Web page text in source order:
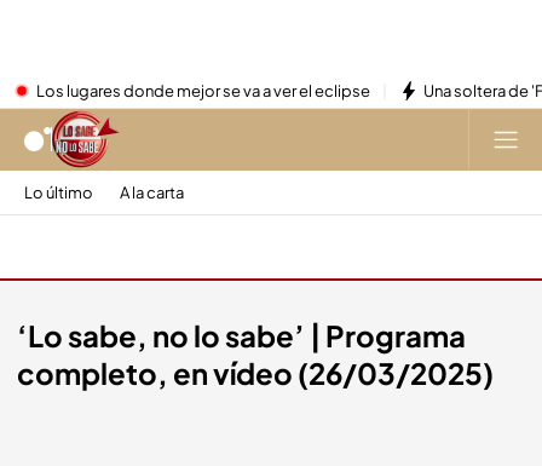
Los lugares donde mejor se va a ver el eclipse Una soltera de
Lo último A la carta
‘Lo sabe, no lo sabe’ | Programa
completo, en vídeo (26/03/2025)